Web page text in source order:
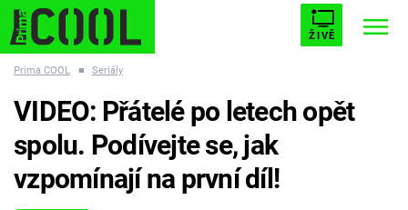
ŽIVĚ
ESCAPE PLNEJ KOTEL AVENGERS 5
Prima COOL ■ Seriály
VIDEO: Přátelé po letech opět
spolu. Podívejte se, jak
vzpomínají na první díl!